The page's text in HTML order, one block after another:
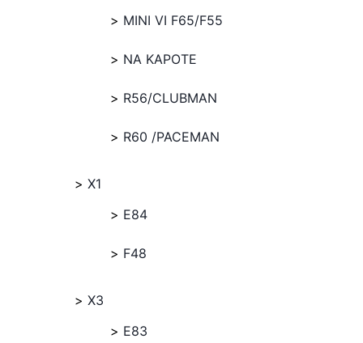
MINI VI F65/F55
NA KAPOTE
R56/CLUBMAN
R60 /PACEMAN
X1
E84
F48
X3
E83